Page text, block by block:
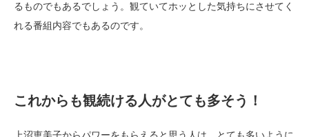
るものでもあるでしょう。観ていてホッとした気持ちにさせてく
れる番組内容でもあるのです。
これからも観続ける人がとても多そう！